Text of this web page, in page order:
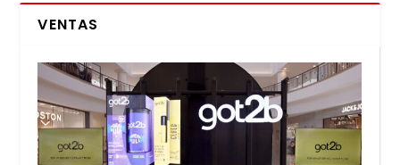
VENTAS